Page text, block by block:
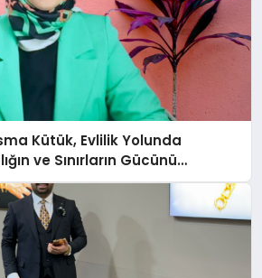
Kütük, Evlilik Yolunda
ve Sınırların Gücünü